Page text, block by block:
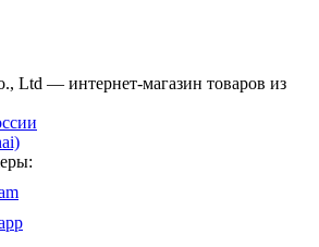
Ltd — интернет-магазин товаров из